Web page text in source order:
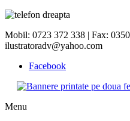
Mobil: 0723 372 338 | Fax:
ilustratoradv@yahoo.com
Facebook
Menu